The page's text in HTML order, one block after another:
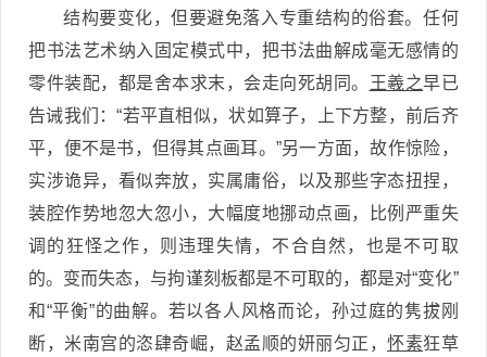
结构要变化，但要避免落入专重结构的俗套。任何
把书法艺术纳入固定模式中，把书法曲解成毫无感情的
零件装配，都是舍本求末，会走向死胡同。
王羲之早已
告诫我们：“若平直相似，状如算子，上下方整，前后齐
平，便不是书，但得其点画耳。”另一方面，故作惊险，
实涉诡异，看似奔放，实属庸俗，以及那些字态扭捏，
装腔作势地忽大忽小，大幅度地挪动点画，比例严重失
调的狂怪之作，则违理失情，不合自然，也是不可取
的。变而失态，与拘谨刻板都是不可取的，都是对“变化”
和“平衡”的曲解。若以各人风格而论，孙过庭的隽拔刚
断，米南宫的恣肆奇崛，赵孟顺的妍丽匀正，怀素狂草